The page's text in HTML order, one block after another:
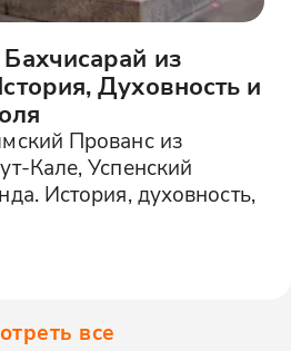
из
Духовность и
Прованс из
Кале, Успенский
История, духовность,
все